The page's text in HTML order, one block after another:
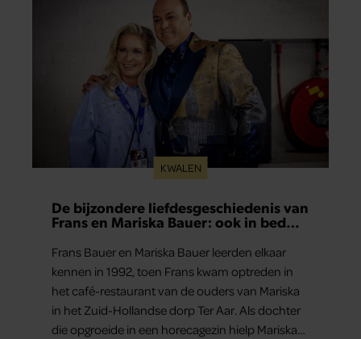
KWALEN
De bijzondere liefdesgeschiedenis van
Frans en Mariska Bauer: ook in bed
Frans Bauer en Mariska Bauer leerden elkaar
kennen in 1992, toen Frans kwam optreden in
het café-restaurant van de ouders van Mariska
in het Zuid-Hollandse dorp Ter Aar. Als dochter
die opgroeide in een horecagezin hielp Mariska